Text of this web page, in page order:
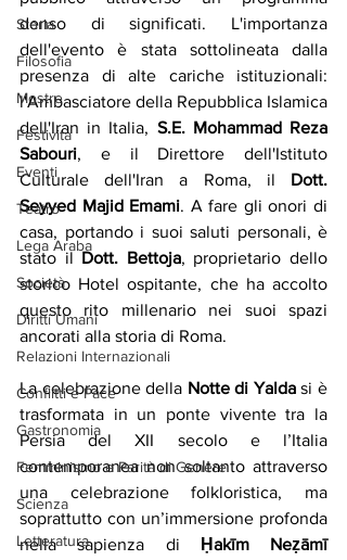
Storia
Filosofia
Mostre
Festività
Eventi
Teatro
Lega Araba
Società
Diritti Umani
Relazioni Internazionali
Conflitti e Pace
Gastronomia
Femminismo e Parità di Genere
Scienza
Letteratura
denso di significati. L'importanza
dell'evento è stata sottolineata dalla
presenza di alte cariche istituzionali:
l'Ambasciatore della Repubblica Islamica
dell'Iran in Italia, S.E. Mohammad Reza
Sabouri, e il Direttore dell'Istituto
Culturale dell'Iran a Roma, il Dott.
Seyyed Majid Emami. A fare gli onori di
casa, portando i suoi saluti personali, è
stato il Dott. Bettoja, proprietario dello
storico Hotel ospitante, che ha accolto
questo rito millenario nei suoi spazi
ancorati alla storia di Roma.
La celebrazione della Notte di Yalda si è
trasformata in un ponte vivente tra la
Persia del XII secolo e l’Italia
contemporanea non soltanto attraverso
una celebrazione folkloristica, ma
soprattutto con un’immersione profonda
nella sapienza di
Ḥakīm Neẓāmī